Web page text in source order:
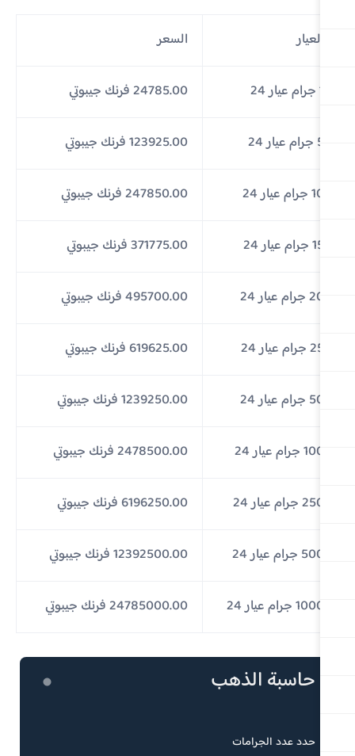
24785.00 فرنك جيبوتي
123925.00 فرنك جيبوتي
247850.00 فرنك جيبوتي
371775.00 فرنك جيبوتي
495700.00 فرنك جيبوتي
619625.00 فرنك جيبوتي
1239250.00 فرنك جيبوتي
2478500.00 فرنك جيبوتي
6196250.00 فرنك جيبوتي
12392500.00 فرنك جيبوتي
24785000.00 فرنك جيبوتي
حاسبة الذهب
حدد عدد الجرامات